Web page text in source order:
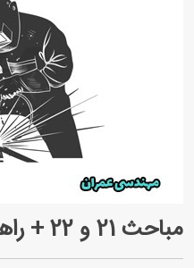
مباحث 21 و 22 + راهنمای جوش